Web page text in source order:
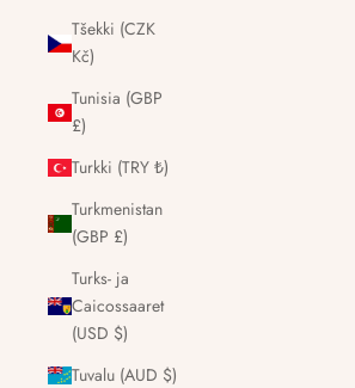
Tšekki (CZK
Kč)
Tunisia (GBP
£)
Turkki (TRY ₺)
Turkmenistan
(GBP £)
Turks- ja
Caicossaaret
(USD $)
Tuvalu (AUD $)